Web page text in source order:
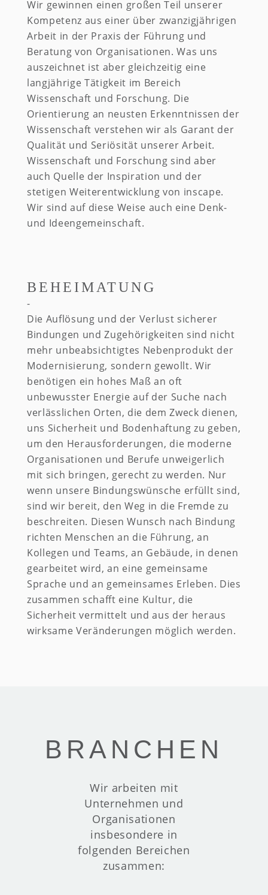
Wir gewinnen einen großen Teil unserer
Kompetenz aus einer über zwanzigjährigen
Arbeit in der Praxis der Führung und
Beratung von Organisationen. Was uns
auszeichnet ist aber gleichzeitig eine
langjährige Tätigkeit im Bereich
Wissenschaft und Forschung. Die
Orientierung an neusten Erkenntnissen der
Wissenschaft verstehen wir als Garant der
Qualität und Seriösität unserer Arbeit.
Wissenschaft und Forschung sind aber
auch Quelle der Inspiration und der
stetigen Weiterentwicklung von inscape.
Wir sind auf diese Weise auch eine Denk-
und Ideengemeinschaft.
BEHEIMATUNG
Die Auflösung und der Verlust sicherer
Bindungen und Zugehörigkeiten sind nicht
mehr unbeabsichtigtes Nebenprodukt der
Modernisierung, sondern gewollt. Wir
benötigen ein hohes Maß an oft
unbewusster Energie auf der Suche nach
verlässlichen Orten, die dem Zweck dienen,
uns Sicherheit und Bodenhaftung zu geben,
um den Herausforderungen, die moderne
Organisationen und Berufe unweigerlich
mit sich bringen, gerecht zu werden. Nur
wenn unsere Bindungswünsche erfüllt sind,
sind wir bereit, den Weg in die Fremde zu
beschreiten. Diesen Wunsch nach Bindung
richten Menschen an die Führung, an
Kollegen und Teams, an Gebäude, in denen
gearbeitet wird, an eine gemeinsame
Sprache und an gemeinsames Erleben. Dies
zusammen schafft eine Kultur, die
Sicherheit vermittelt und aus der heraus
wirksame Veränderungen möglich werden.
BRANCHEN
Wir arbeiten mit
Unternehmen und
Organisationen
insbesondere in
folgenden Bereichen
zusammen: